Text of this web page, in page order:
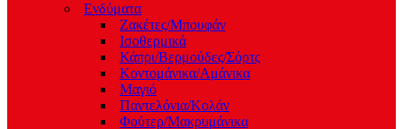
Ενδύματα
Ζακέτες/Μπουφάν
Ισοθερμικά
Κάπρι/Βερμούδες/Σόρτς
Κοντομάνικα/Αμάνικα
Μαγιό
Παντελόνια/Κολάν
Φούτερ/Μακρυμάνικα